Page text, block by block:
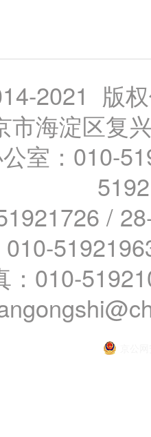
2021 版
市海淀区复
室：010-
/
：010-